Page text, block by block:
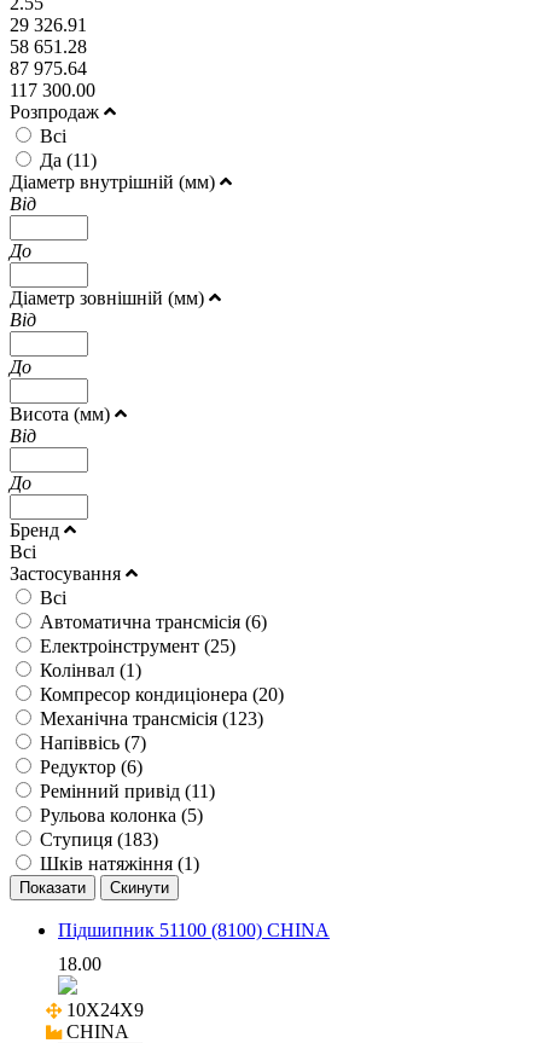
29 326.91
58 651.28
87 975.64
117 300.00
Розпродаж
Всі
Да (11)
Діаметр внутрішній (мм)
Від
До
Діаметр зовнішній (мм)
Від
До
Висота (мм)
Від
До
Бренд
Всі
Застосування
Всі
Автоматична трансмісія (6)
Електроінструмент (25)
Колінвал (1)
Компресор кондиціонера (20)
Механічна трансмісія (123)
Напіввісь (7)
Редуктор (6)
Ремінний привід (11)
Рульова колонка (5)
Ступиця (183)
Шків натяжіння (1)
Підшипник 51100 (8100) CHINA
18.00
10X24X9
CHINA